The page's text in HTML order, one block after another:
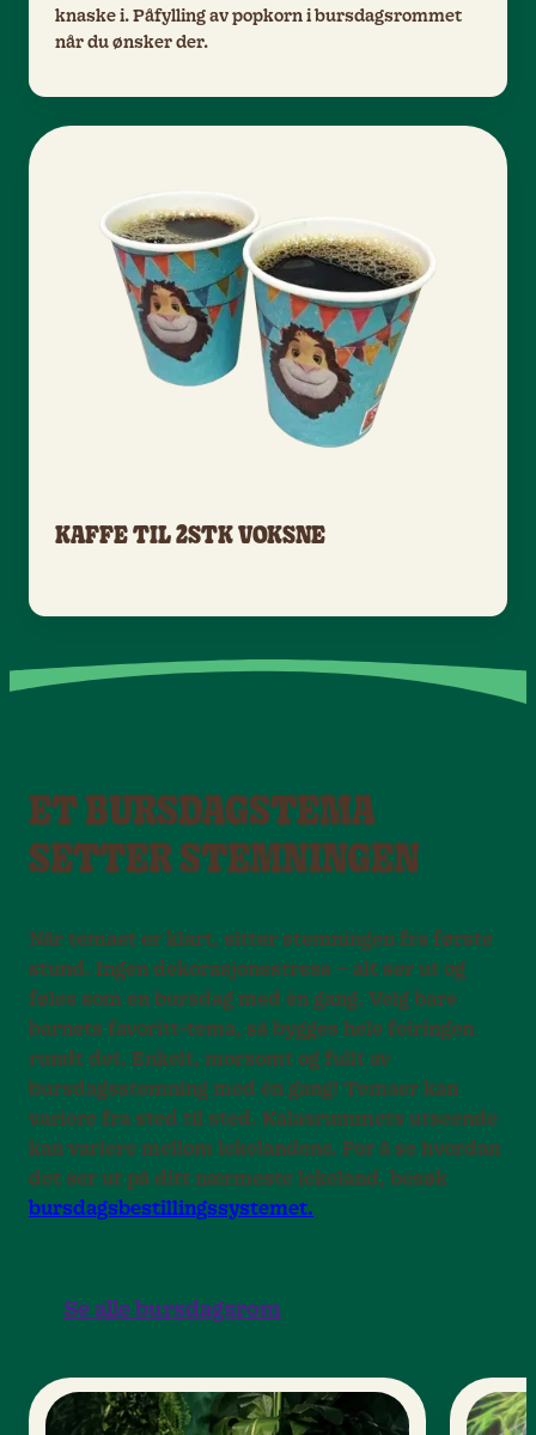
knaske i. Påfylling av popkorn i bursdagsrommet
når du ønsker der.
KAFFE TIL 2STK VOKSNE
ET BURSDAGSTEMA
SETTER STEMNINGEN
Når temaet er klart, sitter stemningen fra første
stund. Ingen dekorasjonsstress – alt ser ut og
føles som en bursdag med én gang. Velg bare
barnets favoritt-tema, så bygges hele feiringen
rundt det. Enkelt, morsomt og fullt av
bursdagsstemning med én gang! Temaer kan
variere fra sted til sted. Kalasrummets utseende
kan variere mellom lekelandene. For å se hvordan
det ser ut på ditt nærmeste lekeland, besøk
bursdagsbestillingssystemet.
Se alle bursdagsrom